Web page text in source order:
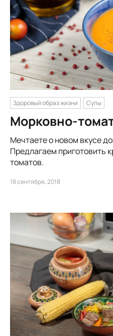
Здоровый образ жизни Супы
Морковно-
Мечтаете о новом вкусе
Предлагаем приготовить
томатов.
18 сентября, 2018